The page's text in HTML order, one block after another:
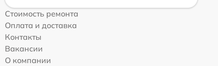
Стоимость ремонта
Оплата и доставка
Контакты
Вакансии
О компании